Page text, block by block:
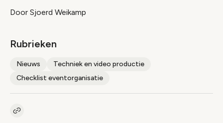
Door Sjoerd Weikamp
Rubrieken
Nieuws
Techniek en video productie
Checklist eventorganisatie
Kopieer link naar artikel